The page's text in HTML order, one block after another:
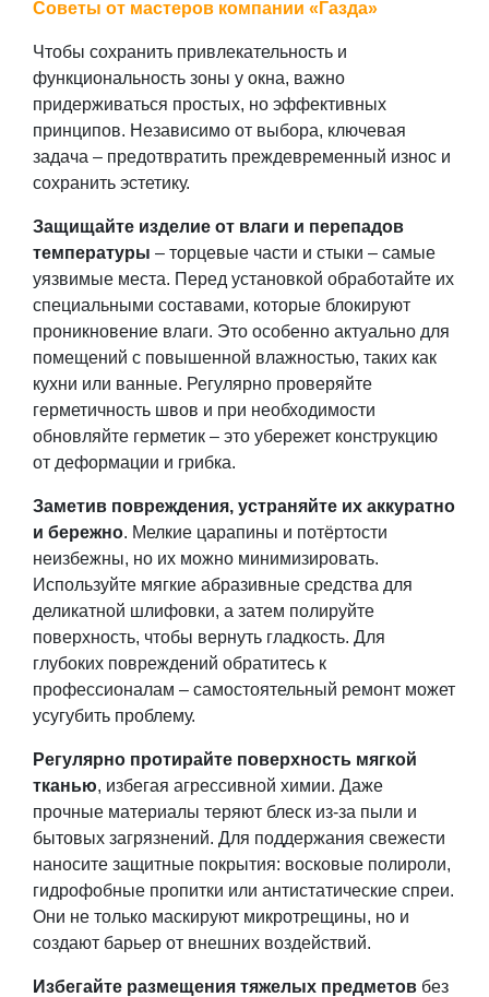
Советы от мастеров компании « Газда»
Чтобы сохранить привлекательность и
функциональность зоны у окна, важно
придерживаться простых, но эффективных
принципов. Независимо от выбора, ключевая
задача – предотвратить преждевременный износ и
сохранить эстетику.
Защищайте изделие от влаги и перепадов
температуры – торцевые части и стыки – самые
уязвимые места. Перед установкой обработайте их
специальными составами, которые блокируют
проникновение влаги. Это особенно актуально для
помещений с повышенной влажностью, таких как
кухни или ванные. Регулярно проверяйте
герметичность швов и при необходимости
обновляйте герметик – это убережет конструкцию
от деформации и грибка.
Заметив повреждения, устраняйте их аккуратно
и бережно. Мелкие царапины и потёртости
неизбежны, но их можно минимизировать.
Используйте мягкие абразивные средства для
деликатной шлифовки, а затем полируйте
поверхность, чтобы вернуть гладкость. Для
глубоких повреждений обратитесь к
профессионалам – самостоятельный ремонт может
усугубить проблему.
Регулярно протирайте поверхность мягкой
тканью, избегая агрессивной химии. Даже
прочные материалы теряют блеск из-за пыли и
бытовых загрязнений. Для поддержания свежести
наносите защитные покрытия: восковые полироли,
гидрофобные пропитки или антистатические спреи.
Они не только маскируют микротрещины, но и
создают барьер от внешних воздействий.
Избегайте размещения тяжелых предметов без